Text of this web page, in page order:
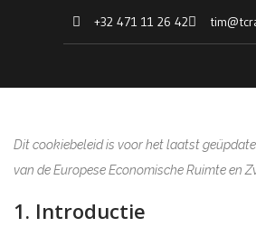
+32 471 11 26 42
Dit cookiebeleid is voor het laatst
van de Europese Economische Ruimte en
1. Introductie